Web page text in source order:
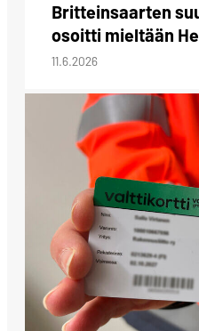
Britteinsaarten
osoitti mieltään
11.6.2026